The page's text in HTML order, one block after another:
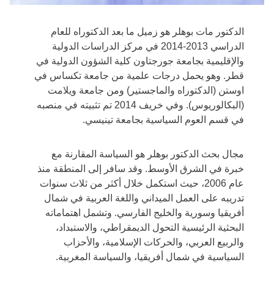
الدكتور مات بوهلر هو زميل ما بعد الدكتوراه للعام
الدراسي 2013-2014 في مركز الدراسات الدولية
والإقليمية بجامعة جورجتاون كلية الشؤون الدولية في
قطر. وهو يحمل درجات علمية من جامعة تكساس في
اوستن (الدكتوراه والماجستير) ومن جامعة ويلامت
(البكالوريوس). وفي خريف 2014 تم تثبيته في منصبه
في قسم العوم السياسية بجامعة تينيسي.
مجال بحث الدكتور بوهلر هو السياسة المقارنة مع
خبرة في الشرق الأوسط. وقد سافر إلى المنطقة منذ
عام 2006، حيث استكمل خلال أكثر من ثلاث سنوات
تدريبه على العمل الميداني واللغة العربية في شمال
أفريقيا وسورية والخليج الفارسي. وتشمل اهتماماته
البحثية الرئيسية التحول الديمقراطي، والاستبداد،
والربيع العربي، والحركات الإسلامية، والأحزاب
السياسية في شمال أفريقيا، والسياسة المغربية.